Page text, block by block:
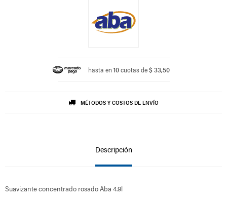
hasta en 10cuotas de$ 33,50
MÉTODOS Y COSTOS DE ENVÍO
Descripción
Suavizante concentrado rosado Aba 4.9l